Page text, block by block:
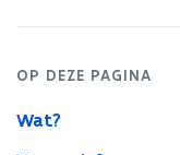
OP DEZE PAGINA
Wat?